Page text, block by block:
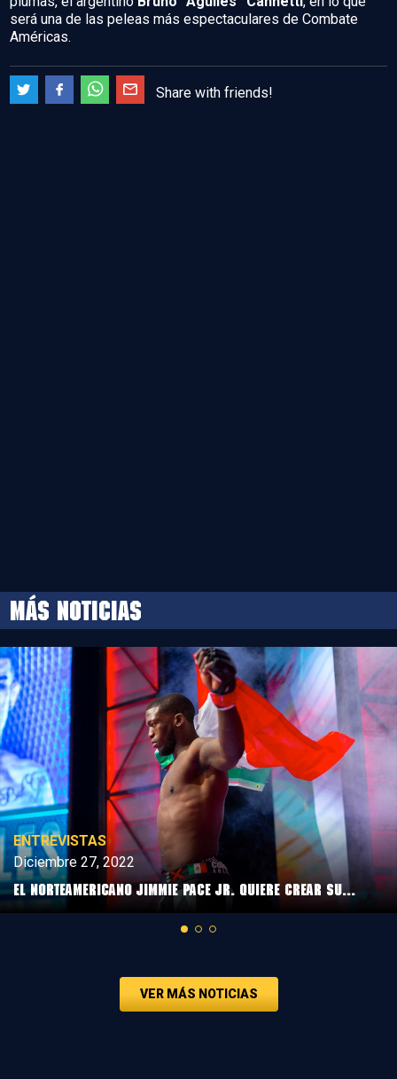
será una de las peleas más espectaculares de Combate
Américas.
Share with friends!
MÁS NOTICIAS
ENTREVISTAS
Diciembre 27, 2022
El norteamericano Jimmie Pace Jr. quiere crear su...
VER MÁS NOTICIAS